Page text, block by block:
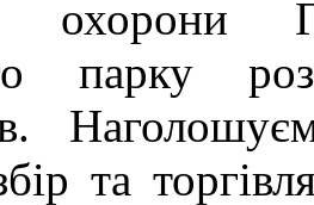
охорони
парку
та